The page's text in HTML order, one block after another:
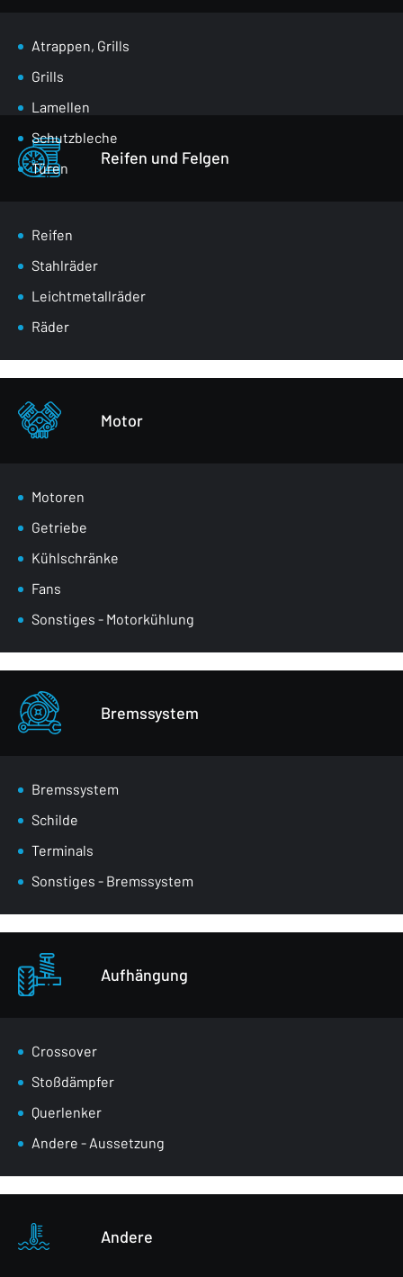
Atrappen, Grills
Grills
Lamellen
Schutzbleche
Türen
Spiegel
Masken
Radkästen
Vordere Gurte
Stoßstangen
Sonstiges - Körperteile
Reifen und Felgen
Reifen
Stahlräder
Leichtmetallräder
Räder
Motor
Motoren
Getriebe
Kühlschränke
Fans
Sonstiges - Motorkühlung
Bremssystem
Bremssystem
Schilde
Terminals
Sonstiges - Bremssystem
Aufhängung
Crossover
Stoßdämpfer
Querlenker
Andere - Aussetzung
Andere